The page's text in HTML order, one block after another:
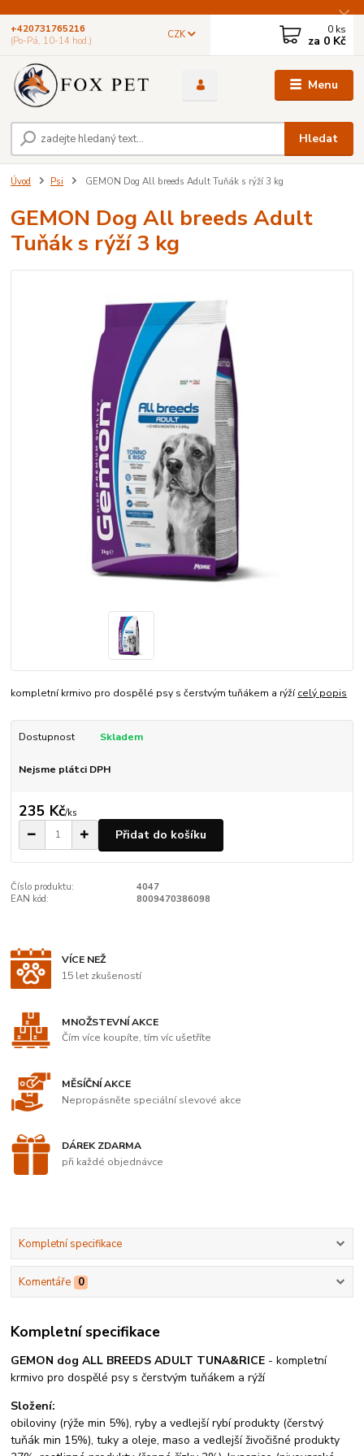
Menu
CZK
Hledat
+420731765216
(Po-Pá, 10-14 hod.)
0 ks
za 0 Kč
Úvod Psi GEMON Dog All breeds Adult Tuňák s rýží 3 kg
GEMON Dog All breeds Adult
Tuňák s rýží 3 kg
kompletní krmivo pro dospělé psy s čerstvým tuňákem a rýžícelý popis
Dostupnost Skladem
Nejsme plátci DPH
235 Kč/ks
Přidat do košíku
Číslo produktu:
4047
EAN kód:
8009470386098
VÍCE NEŽ
15 let zkušeností
MNOŽSTEVNÍ AKCE
Čím více koupíte, tím víc ušetříte
MĚSÍČNÍ AKCE
Nepropásněte speciální slevové akce
DÁREK ZDARMA
při každé objednávce
Kompletní specifikace
Komentáře 0
Kompletní specifikace
GEMON dog ALL BREEDS ADULT TUNA&RICE - kompletní
krmivo pro dospělé psy s čerstvým tuňákem a rýží
Složení:
obiloviny (rýže min 5%), ryby a vedlejší rybí produkty (čerstvý
tuňák min 15%), tuky a oleje, maso a vedlejší živočišné produkty